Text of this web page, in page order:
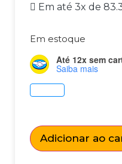
Em até 3x de
Em estoque
Até 12x sem
Saiba mais
Adicionar ao